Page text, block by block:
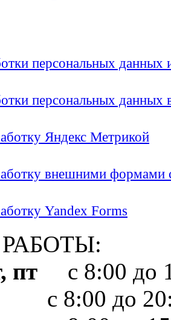
персональных
персональных
Яндекс Метрикой
внешними формами
Yandex Forms
пт с 8:00 до
до